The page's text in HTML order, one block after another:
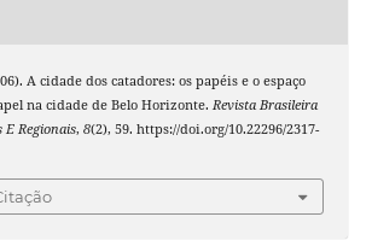
A cidade dos catadores: os papéis e o espaço
na cidade de Belo Horizonte. Revista Brasileira
E Regionais, 8(2), 59. https://doi.org/10.22296/2317-